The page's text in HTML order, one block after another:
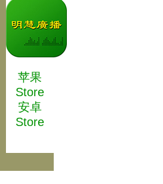
苹果
Store
安卓
Store